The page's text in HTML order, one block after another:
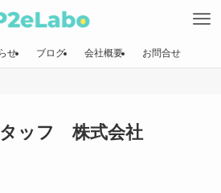
せ ブログ 会社概要 お問合せ
ッフ 株式会社